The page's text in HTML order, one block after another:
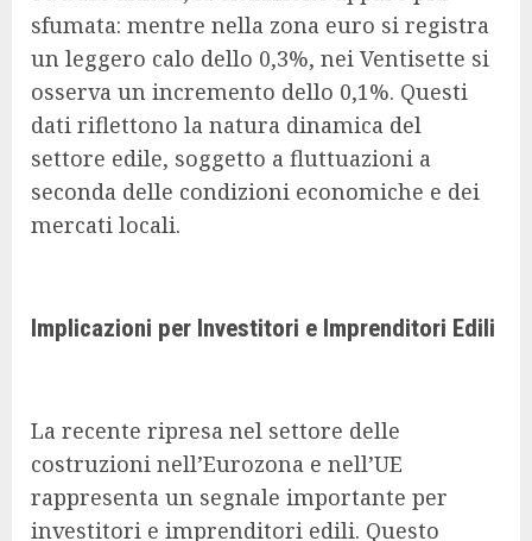
sfumata: mentre nella zona euro si registra
un leggero calo dello 0,3%, nei Ventisette si
osserva un incremento dello 0,1%. Questi
dati riflettono la natura dinamica del
settore edile, soggetto a fluttuazioni a
seconda delle condizioni economiche e dei
mercati locali.
Implicazioni per Investitori e Imprenditori Edili
La recente ripresa nel settore delle
costruzioni nell’Eurozona e nell’UE
rappresenta un segnale importante per
investitori e imprenditori edili. Questo